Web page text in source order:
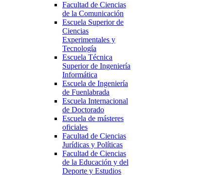
Facultad de Ciencias
de la Comunicación
Escuela Superior de
Ciencias
Experimentales y
Tecnología
Escuela Técnica
Superior de Ingeniería
Informática
Escuela de Ingeniería
de Fuenlabrada
Escuela Internacional
de Doctorado
Escuela de másteres
oficiales
Facultad de Ciencias
Jurídicas y Políticas
Facultad de Ciencias
de la Educación y del
Deporte y Estudios